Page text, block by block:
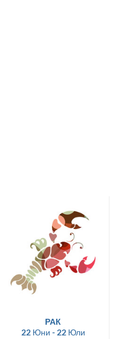
РАК
22 Юни - 22 Юли